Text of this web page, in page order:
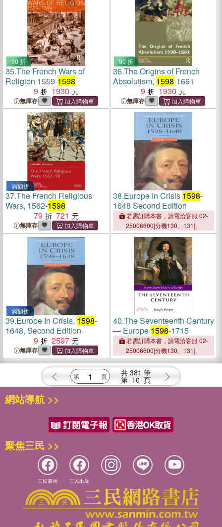
90 折
35.The French Wars of
Religion 1559-1598
9
1930
無庫存
90 折
36.The Origins of French
Absolutism, 1598-1661
9
1930
無庫存
滿額折
37.The French Religious
Wars, 1562-1598
79
721
無庫存
38.Europe In Crisis 1598-
1648 Second Edition
若需訂購本書，請電洽客服 02-
25006600[分機130、131]。
滿額折
39.Europe In Crisis, 1598-
1648, Second Edition
9
2597
無庫存
40.The Seventeenth Century
— Europe 1598-1715
若需訂購本書，請電洽客服 02-
25006600[分機130、131]。
共 381 筆
第 10 頁
網站導航 >>
聚焦三民 >>
三民書局 三民出版